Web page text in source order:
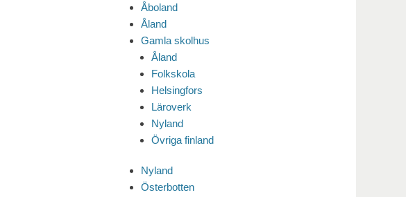
Åboland
Åland
Gamla skolhus
Åland
Folkskola
Helsingfors
Läroverk
Nyland
Övriga finland
Nyland
Österbotten